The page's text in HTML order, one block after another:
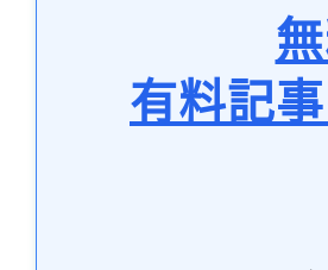
有料記